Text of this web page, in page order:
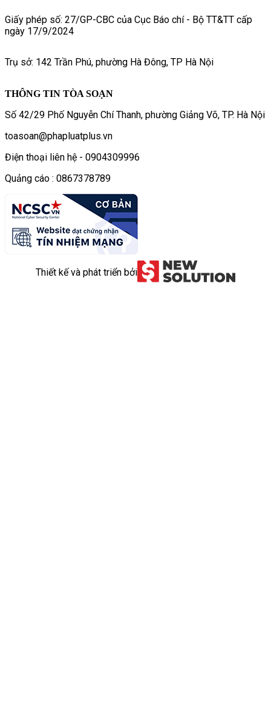
Giấy phép số: 27/GP-CBC của Cục Báo chí - Bộ TT&TT cấp
ngày 17/9/2024
Trụ sở: 142 Trần Phú, phường Hà Đông, TP Hà Nội
THÔNG TIN TÒA SOẠN
Số 42/29 Phố Nguyễn Chí Thanh, phường Giảng Võ, TP. Hà Nội
toasoan@phapluatplus.vn
Điện thoại liên hệ - 0904309996
Quảng cáo : 0867378789
Thiết kế và phát triển bởi